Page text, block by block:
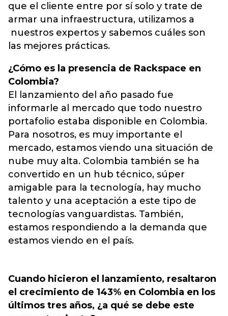
que el cliente entre por sí solo y trate de
armar una infraestructura, utilizamos a
nuestros expertos y sabemos cuáles son
las mejores prácticas.
¿Cómo es la presencia de Rackspace en
Colombia?
El lanzamiento del año pasado fue
informarle al mercado que todo nuestro
portafolio estaba disponible en Colombia.
Para nosotros, es muy importante el
mercado, estamos viendo una situación de
nube muy alta. Colombia también se ha
convertido en un hub técnico, súper
amigable para la tecnología, hay mucho
talento y una aceptación a este tipo de
tecnologías vanguardistas. También,
estamos respondiendo a la demanda que
estamos viendo en el país.
Cuando hicieron el lanzamiento, resaltaron
el crecimiento de 143% en Colombia en los
últimos tres años, ¿a qué se debe este